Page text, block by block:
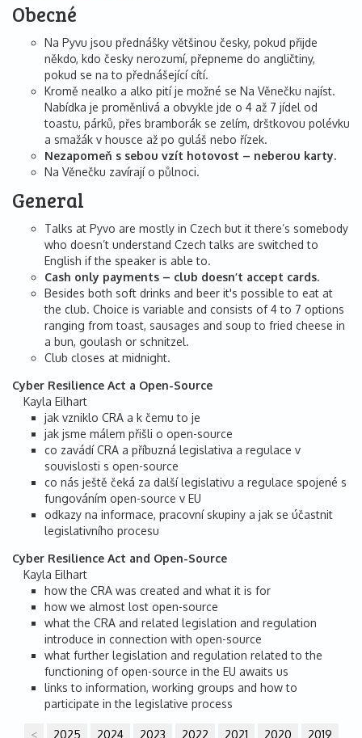
Obecné
Na Pyvu jsou přednášky většinou česky, pokud přijde
někdo, kdo česky nerozumí, přepneme do angličtiny,
pokud se na to přednášející cítí.
Kromě nealko a alko pití je možné se Na Věnečku najíst.
Nabídka je proměnlivá a obvykle jde o 4 až 7 jídel od
toastu, párků, přes bramborák se zelím, dršťkovou polévku
a smažák v housce až po guláš nebo řízek.
Nezapomeň s sebou vzít hotovost – neberou karty.
Na Věnečku zavírají o půlnoci.
General
Talks at Pyvo are mostly in Czech but it there’s somebody
who doesn’t understand Czech talks are switched to
English if the speaker is able to.
Cash only payments – club doesn’t accept cards.
Besides both soft drinks and beer it's possible to eat at
the club. Choice is variable and consists of 4 to 7 options
ranging from toast, sausages and soup to fried cheese in
a bun, goulash or schnitzel.
Club closes at midnight.
Cyber Resilience Act a Open-Source
Kayla Eilhart
jak vzniklo CRA a k čemu to je
jak jsme málem přišli o open-source
co zavádí CRA a příbuzná legislativa a regulace v
souvislosti s open-source
co nás ještě čeká za další legislativu a regulace spojené s
fungováním open-source v EU
odkazy na informace, pracovní skupiny a jak se účastnit
legislativního procesu
Cyber Resilience Act and Open-Source
Kayla Eilhart
how the CRA was created and what it is for
how we almost lost open-source
what the CRA and related legislation and regulation
introduce in connection with open-source
what further legislation and regulation related to the
functioning of open-source in the EU awaits us
links to information, working groups and how to
participate in the legislative process
< 2025 2024 2023 2022 2021 2020 2019